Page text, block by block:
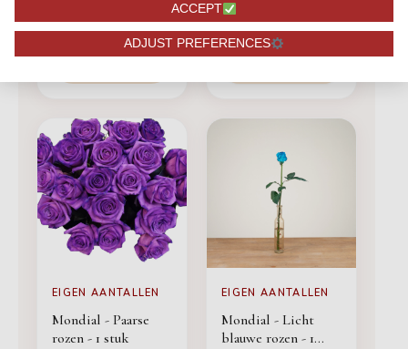
2,50-2,75
Bekijk
2,95
EIGEN AANTALLEN
Mondial - Paarse
rozen - 1 stuk
EIGEN AANTALLEN
Mondial - Licht
blauwe rozen - 1
ACCEPT
ADJUST PREFERENCES